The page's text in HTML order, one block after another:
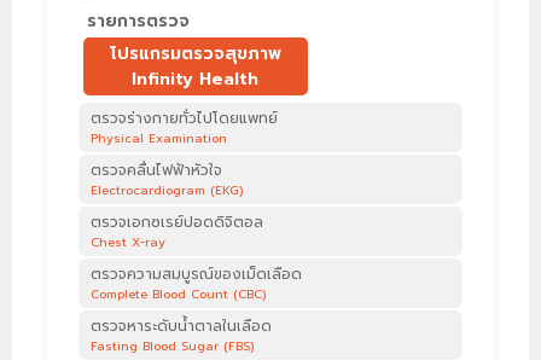
รายการตรวจ
โปรแกรมตรวจสุขภาพ
Infinity Health
ตรวจร่างกายทั่วไปโดยแพทย์
Physical Examination
ตรวจคลื่นไฟฟ้าหัวใจ
Electrocardiogram (EKG)
ตรวจเอกซเรย์ปอดดิจิตอล
Chest X-ray
ตรวจความสมบูรณ์ของเม็ดเลือด
Complete Blood Count (CBC)
ตรวจหาระดับน้ำตาลในเลือด
Fasting Blood Sugar (FBS)